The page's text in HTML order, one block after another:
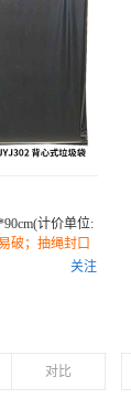
计价单位:
破；抽绳封口
，降解无害；
关注
对比